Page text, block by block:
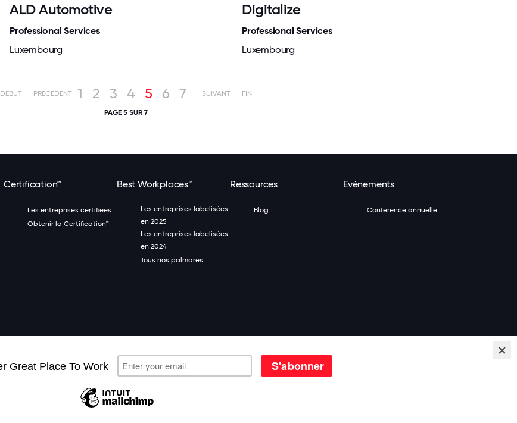
ALD Automotive
Professional Services
Luxembourg
Digitalize
Professional Services
Luxembourg
DÉBUT PRÉCÉDENT 1 2 3 4 5 6 7 SUIVANT FIN
PAGE 5 SUR 7
Certification™
Les entreprises certifiées
Obtenir la Certification™
Best Workplaces™
Les entreprises labelisées
en 2025
Les entreprises labelisées
en 2024
Tous nos palmarès
Ressources
Blog
Evénements
Conférence annuelle